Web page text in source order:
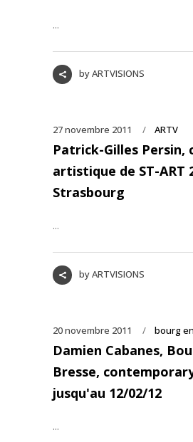
...
byARTVISIONS
27 novembre 2011 ARTV
Patrick-Gilles Persin,
artistique de ST-ART
Strasbourg
...
byARTVISIONS
20 novembre 2011 bourg
Damien Cabanes,
Bresse,
jusqu'au 12/02/12
...